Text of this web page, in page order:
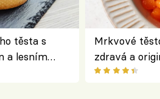
těsta s
a lesním
Mrkvové
zdravá a
klasiky